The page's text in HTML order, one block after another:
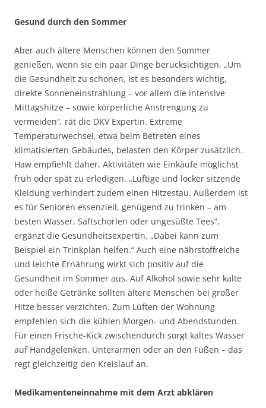
Gesund durch den Sommer
Aber auch ältere Menschen können den Sommer
genießen, wenn sie ein paar Dinge berücksichtigen. „Um
die Gesundheit zu schonen, ist es besonders wichtig,
direkte Sonneneinstrahlung – vor allem die intensive
Mittagshitze – sowie körperliche Anstrengung zu
vermeiden“, rät die DKV Expertin. Extreme
Temperaturwechsel, etwa beim Betreten eines
klimatisierten Gebäudes, belasten den Körper zusätzlich.
Haw empfiehlt daher, Aktivitäten wie Einkäufe möglichst
früh oder spät zu erledigen. „Luftige und locker sitzende
Kleidung verhindert zudem einen Hitzestau. Außerdem ist
es für Senioren essenziell, genügend zu trinken – am
besten Wasser, Saftschorlen oder ungesüßte Tees“,
ergänzt die Gesundheitsexpertin. „Dabei kann zum
Beispiel ein Trinkplan helfen.“ Auch eine nährstoffreiche
und leichte Ernährung wirkt sich positiv auf die
Gesundheit im Sommer aus. Auf Alkohol sowie sehr kalte
oder heiße Getränke sollten ältere Menschen bei großer
Hitze besser verzichten. Zum Lüften der Wohnung
empfehlen sich die kühlen Morgen- und Abendstunden.
Für einen Frische-Kick zwischendurch sorgt kaltes Wasser
auf Handgelenken, Unterarmen oder an den Füßen – das
regt gleichzeitig den Kreislauf an.
Medikamenteneinnahme mit dem Arzt abklären